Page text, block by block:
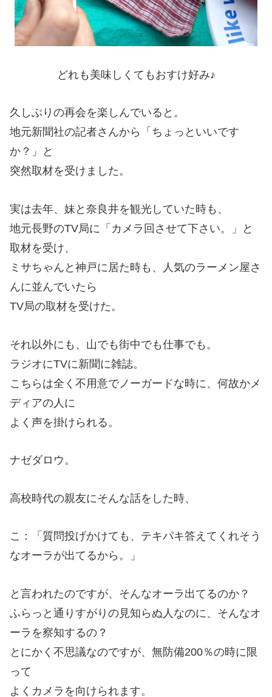
どれも美味しくてもおすけ好み♪
久しぶりの再会を楽しんでいると。
地元新聞社の記者さんから「ちょっといいです
か？」と
突然取材を受けました。
実は去年、妹と奈良井を観光していた時も、
地元長野のTV局に「カメラ回させて下さい。」と
取材を受け、
ミサちゃんと神戸に居た時も、人気のラーメン屋さ
んに並んでいたら
TV局の取材を受けた。
それ以外にも、山でも街中でも仕事でも。
ラジオにTVに新聞に雑誌。
こちらは全く不用意でノーガードな時に、何故かメ
ディアの人に
よく声を掛けられる。
ナゼダロウ。
高校時代の親友にそんな話をした時、
こ：「質問投げかけても、テキパキ答えてくれそう
なオーラが出てるから。」
と言われたのですが、そんなオーラ出てるのか？
ふらっと通りすがりの見知らぬ人なのに、そんなオ
ーラを察知するの？
とにかく不思議なのですが、無防備200％の時に限
って
よくカメラを向けられます。